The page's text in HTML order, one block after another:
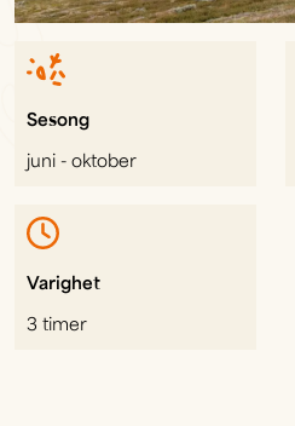
Sesong
juni - oktober
Varighet
3 timer